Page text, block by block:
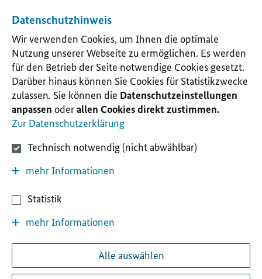
Datenschutzhinweis
Wir verwenden Cookies, um Ihnen die optimale
Nutzung unserer Webseite zu ermöglichen. Es werden
für den Betrieb der Seite notwendige Cookies gesetzt.
Darüber hinaus können Sie Cookies für Statistikzwecke
zulassen. Sie können die Datenschutzeinstellungen
anpassen oderallen Cookies direkt zustimmen.
Zur Datenschutzerklärung
Technisch notwendig (nicht abwählbar)
mehr Informationen
Statistik
mehr Informationen
Alle auswählen